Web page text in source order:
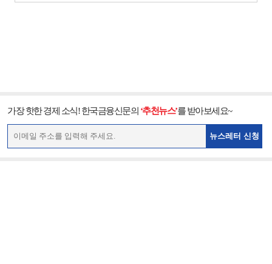
가장 핫한 경제 소식! 한국금융신문의 ‘추천뉴스’를 받아보세요~
뉴스레터 신청